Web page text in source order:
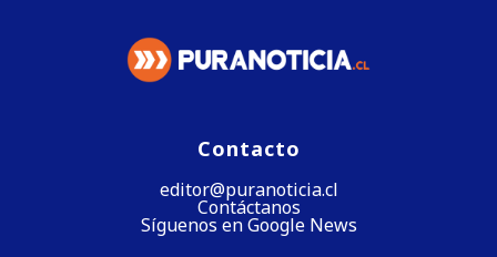
Contacto
editor@puranoticia.cl
Contáctanos
Síguenos en Google News